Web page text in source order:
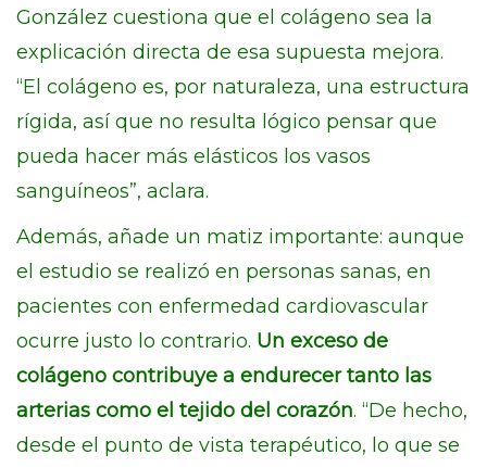
González cuestiona que el colágeno sea la
explicación directa de esa supuesta mejora.
“El colágeno es, por naturaleza, una estructura
rígida, así que no resulta lógico pensar que
pueda hacer más elásticos los vasos
sanguíneos”, aclara.
Además, añade un matiz importante: aunque
el estudio se realizó en personas sanas, en
pacientes con enfermedad cardiovascular
ocurre justo lo contrario. Un exceso de
colágeno contribuye a endurecer tanto las
arterias como el tejido del corazón. “De hecho,
desde el punto de vista terapéutico, lo que se